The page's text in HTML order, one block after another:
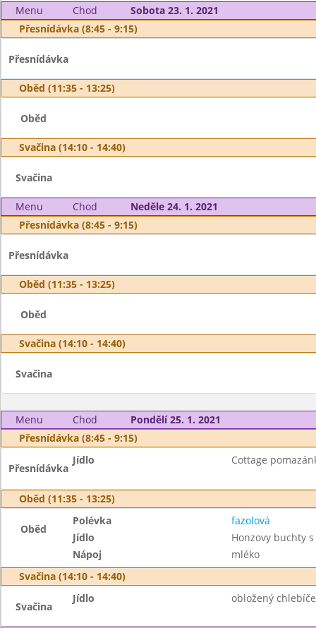
Menu Chod
Sobota 23. 1. 2021
Přesnídávka (8:45 - 9:15)
Přesnídávka
Oběd (11:35 - 13:25)
Oběd
Svačina (14:10 - 14:40)
Svačina
Menu Chod
Neděle 24. 1. 2021
Přesnídávka (8:45 - 9:15)
Přesnídávka
Oběd (11:35 - 13:25)
Oběd
Svačina (14:10 - 14:40)
Svačina
Menu Chod
Pondělí 25. 1. 2021
Přesnídávka (8:45 - 9:15)
Přesnídávka
Jídlo Cottage
Oběd (11:35 - 13:25)
Oběd
Polévka
fazolová
Jídlo
Honzovy buchty
Nápoj
mléko
Svačina (14:10 - 14:40)
Svačina
Jídlo obložený